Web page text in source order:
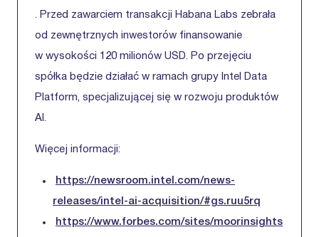
. Przed zawarciem transakcji Habana Labs zebrała
od zewnętrznych inwestorów finansowanie
w wysokości 120 milionów USD. Po przejęciu
spółka będzie działać w ramach grupy Intel Data
Platform, specjalizującej się w rozwoju produktów
AI.
Więcej informacji:
https://newsroom.intel.com/news-
releases/intel-ai-acquisition/#gs.ruu5rq
https://www.forbes.com/sites/moorinsights